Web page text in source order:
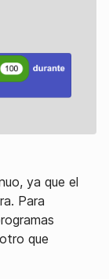
ya que el
Para
que